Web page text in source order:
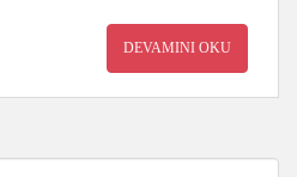
DEVAMINI OKU